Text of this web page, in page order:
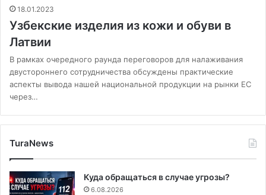
18.01.2023
Узбекские изделия из кожи и обуви в
Латвии
В рамках очередного раунда переговоров для налаживания
двустороннего сотрудничества обсуждены практические
аспекты вывода нашей национальной продукции на рынки ЕС
через…
TuraNews
Куда обращаться в случае угрозы?
6.08.2026